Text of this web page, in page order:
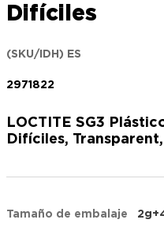
Difíciles
(SKU/IDH) ES
2971822
LOCTITE SG3
Difíciles, Transparent,
Tamaño de embalaje